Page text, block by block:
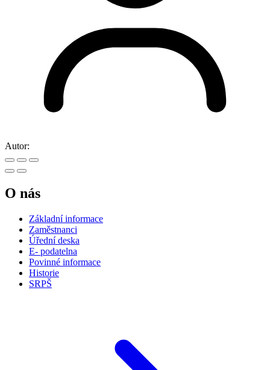
Autor:
O nás
Základní informace
Zaměstnanci
Úřední deska
E- podatelna
Povinné informace
Historie
SRPŠ